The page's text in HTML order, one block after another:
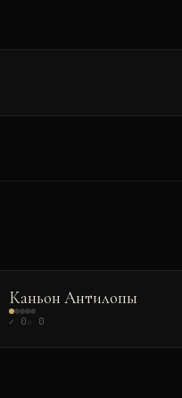
Каньон Антилопы
✓ 0 0